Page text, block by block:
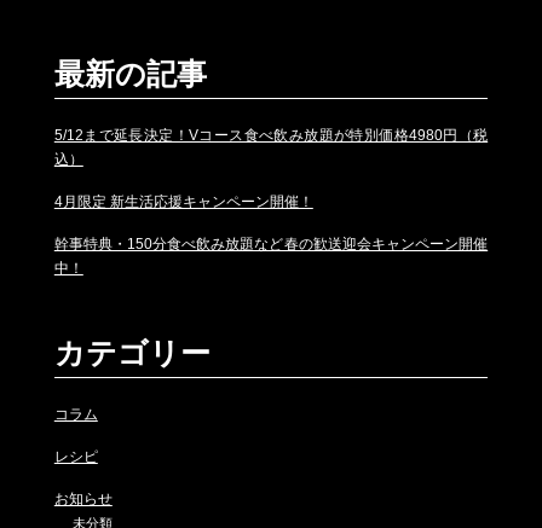
最新の記事
5/12まで延長決定！Vコース食べ飲み放題が特別価格4980円（税
込）
4月限定 新生活応援キャンペーン開催！
幹事特典・150分食べ飲み放題など春の歓送迎会キャンペーン開催
中！
カテゴリー
コラム
レシピ
お知らせ
未分類